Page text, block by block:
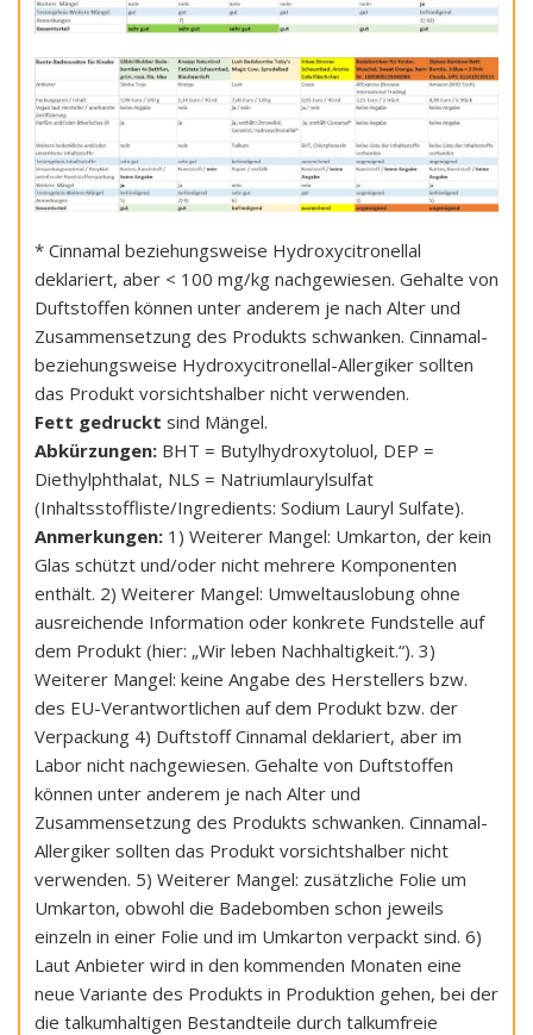
* Cinnamal beziehungsweise Hydroxycitronellal
deklariert, aber < 100 mg/kg nachgewiesen. Gehalte von
Duftstoffen können unter anderem je nach Alter und
Zusammensetzung des Produkts schwanken. Cinnamal-
beziehungsweise Hydroxycitronellal-Allergiker sollten
das Produkt vorsichtshalber nicht verwenden.
Fett gedruckt sind Mängel.
Abkürzungen: BHT = Butylhydroxytoluol, DEP =
Diethylphthalat, NLS = Natriumlaurylsulfat
(Inhaltsstoffliste/Ingredients: Sodium Lauryl Sulfate).
Anmerkungen: 1) Weiterer Mangel: Umkarton, der kein
Glas schützt und/oder nicht mehrere Komponenten
enthält. 2) Weiterer Mangel: Umweltauslobung ohne
ausreichende Information oder konkrete Fundstelle auf
dem Produkt (hier: „Wir leben Nachhaltigkeit.“). 3)
Weiterer Mangel: keine Angabe des Herstellers bzw.
des EU-Verantwortlichen auf dem Produkt bzw. der
Verpackung 4) Duftstoff Cinnamal deklariert, aber im
Labor nicht nachgewiesen. Gehalte von Duftstoffen
können unter anderem je nach Alter und
Zusammensetzung des Produkts schwanken. Cinnamal-
Allergiker sollten das Produkt vorsichtshalber nicht
verwenden. 5) Weiterer Mangel: zusätzliche Folie um
Umkarton, obwohl die Badebomben schon jeweils
einzeln in einer Folie und im Umkarton verpackt sind. 6)
Laut Anbieter wird in den kommenden Monaten eine
neue Variante des Produkts in Produktion gehen, bei der
die talkumhaltigen Bestandteile durch talkumfreie